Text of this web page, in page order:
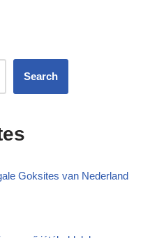
Search
Goksites van Nederland